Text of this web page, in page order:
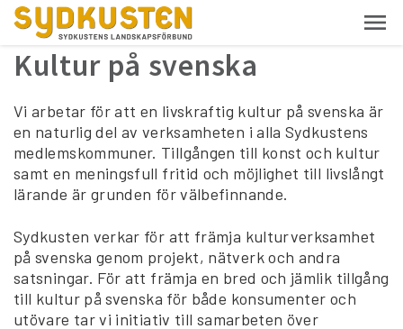
Kultur på svenska
Vi arbetar för att en livskraftig kultur på svenska är
en naturlig del av verksamheten i alla Sydkustens
medlemskommuner. Tillgången till konst och kultur
samt en meningsfull fritid och möjlighet till livslångt
lärande är grunden för välbefinnande.
Sydkusten verkar för att främja kulturverksamhet
på svenska genom projekt, nätverk och andra
satsningar. För att främja en bred och jämlik tillgång
till kultur på svenska för både konsumenter och
utövare tar vi initiativ till samarbeten över